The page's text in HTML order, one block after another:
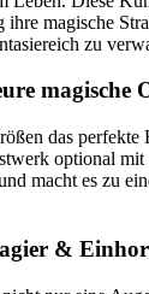
ihre magische
zu
magische
das perfekte
optional mit
macht es zu
&